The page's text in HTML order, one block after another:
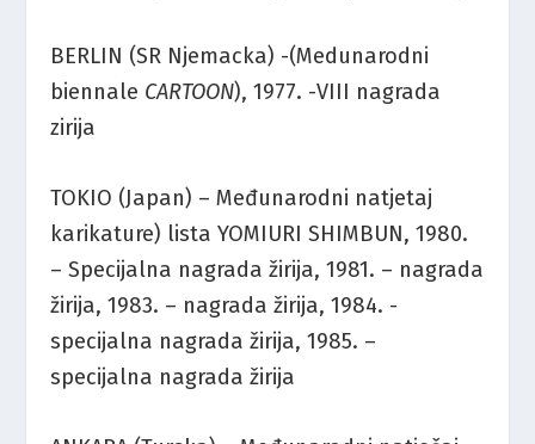
BERLIN (SR Njemacka) -(Medunarodni
biennale CARTOON), 1977. -VIII nagrada
zirija
TOKIO (Japan) – Međunarodni natjetaj
karikature) lista YOMIURI SHIMBUN, 1980.
– Specijalna nagrada žirija, 1981. – nagrada
žirija, 1983. – nagrada žirija, 1984. -
specijalna nagrada žirija, 1985. –
specijalna nagrada žirija